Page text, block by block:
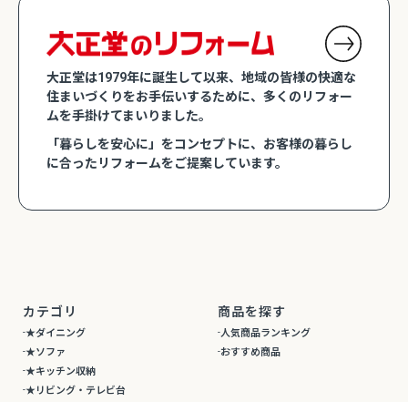
大正堂は1979年に誕生して以来、地域の皆様の快適な
住まいづくりをお手伝いするために、多くのリフォー
ムを手掛けてまいりました。
「暮らしを安心に」をコンセプトに、お客様の暮らし
に合ったリフォームをご提案しています。
カテゴリ
★ダイニング
★ソファ
★キッチン収納
★リビング・テレビ台
商品を探す
人気商品ランキング
おすすめ商品